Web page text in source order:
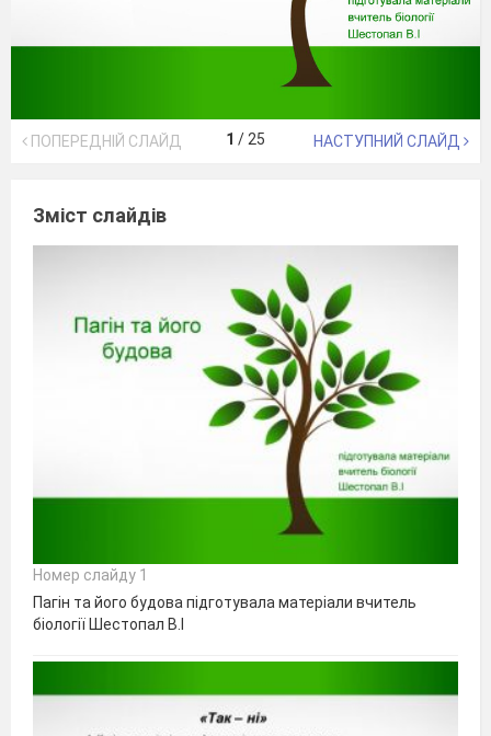
ПОПЕРЕДНІЙ СЛАЙД 1 / 25 НАСТУПНИЙ СЛАЙД
Зміст слайдів
Номер слайду 1
Пагін та його будова підготувала матеріали вчитель
біології Шестопал В.І